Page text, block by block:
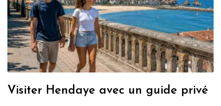
Visiter Hendaye avec un guide privé